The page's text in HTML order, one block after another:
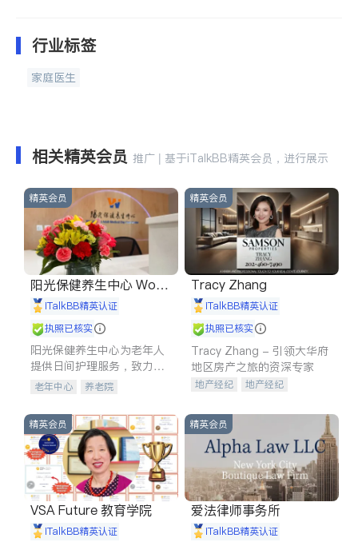
行业标签
家庭医生
相关精英会员 推广 | 基于iTalkBB精英会员，进行展示
精英会员
阳光保健养生中心 World
shine
iTalkBB精英认证
执照已核实
阳光保健养生中心为老年人
提供日间护理服务，致力于
通过持续的护理创新来有效
老年中心 养老院
精英会员
Tracy Zhang
iTalkBB精英认证
执照已核实
Tracy Zhang - 引领大华府
地区房产之旅的资深专家
地产经纪
地产经纪
商铺租售
精英会员
VSA Future 教育学院
iTalkBB精英认证
精英会员
爱法律师事务所
iTalkBB精英认证